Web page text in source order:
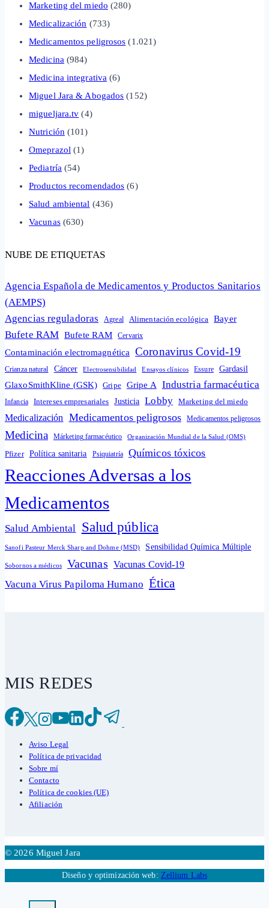
Marketing del miedo (280)
Medicalización (733)
Medicamentos peligrosos (1.021)
Medicina(984)
Medicina integrativa (6)
Miguel Jara & Abogados (152)
migueljara.tv (4)
Nutrición(101)
Omeprazol(1)
Pediatría(54)
Productos recomendados (6)
Salud ambiental (436)
Vacunas(630)
NUBE DE ETIQUETAS
Agencia Española de Medicamentos y Productos Sanitarios
(AEMPS)
Agencias reguladoras
Agreal Alimentación ecológica Bayer
Bufete RAM Bufete RAM Cervarix
Contaminación electromagnética Coronavirus Covid-19
Crianza natural Cáncer Electrosensibilidad Ensayos clínicos Essure Gardasil
GlaxoSmithKline (GSK) Gripe Gripe A Industria farmacéutica
Infancia Intereses empresariales Justicia Lobby Marketing del miedo
Medicalización Medicamentos peligrosos Medicamentos peligrosos
Medicina Márketing farmacéutico Organización Mundial de la Salud (OMS)
Pfizer Política sanitaria Psiquiatría Químicos tóxicos
Reacciones Adversas a los
Medicamentos
Salud Ambiental Salud pública
Sanofi Pasteur Merck Sharp and Dohme (MSD) Sensibilidad Química Múltiple
Sobornos a médicos Vacunas Vacunas Covid-19
Vacuna Virus Papiloma Humano Ética
MIS REDES
Aviso Legal
Política de privacidad
Sobre mí
Contacto
Política de cookies (UE)
Afiliación
© 2026 Miguel Jara
Diseño y optimización web: Zellium Labs